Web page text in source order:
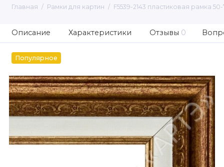
Главная Рамки для картин F5539-2143 пластиковая рамка
Описание Характеристики Отзывы 0
Популярное